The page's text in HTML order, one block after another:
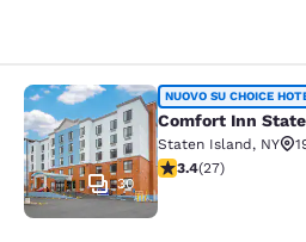
Comfort Inn Staten
30
NUOVO SU CHOICE
Comfort Inn
Staten Island, NY
Valutazione di 3.37
3.4(27)